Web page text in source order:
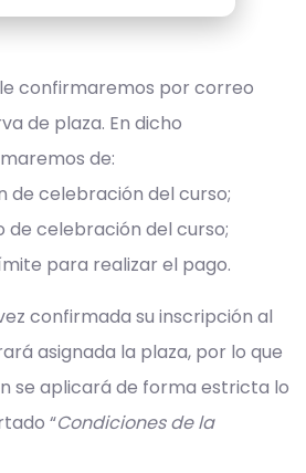
confirmaremos por correo
de plaza. En dicho
de:
de celebración del curso;
de celebración del curso;
para realizar el pago.
confirmada su inscripción al
asignada la plaza, por lo que
se aplicará de forma estricta lo
“Condiciones de la